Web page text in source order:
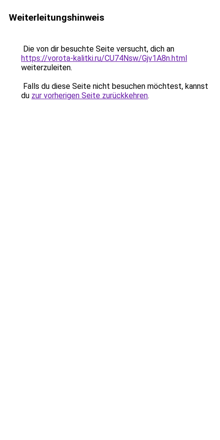
Weiterleitungshinweis
Die von dir besuchte Seite versucht, dich an
https://vorota-kalitki.ru/CU74Nsw/Gjv1A8n.html
weiterzuleiten.
Falls du diese Seite nicht besuchen möchtest, kannst
du zur vorherigen Seite zurückkehren.